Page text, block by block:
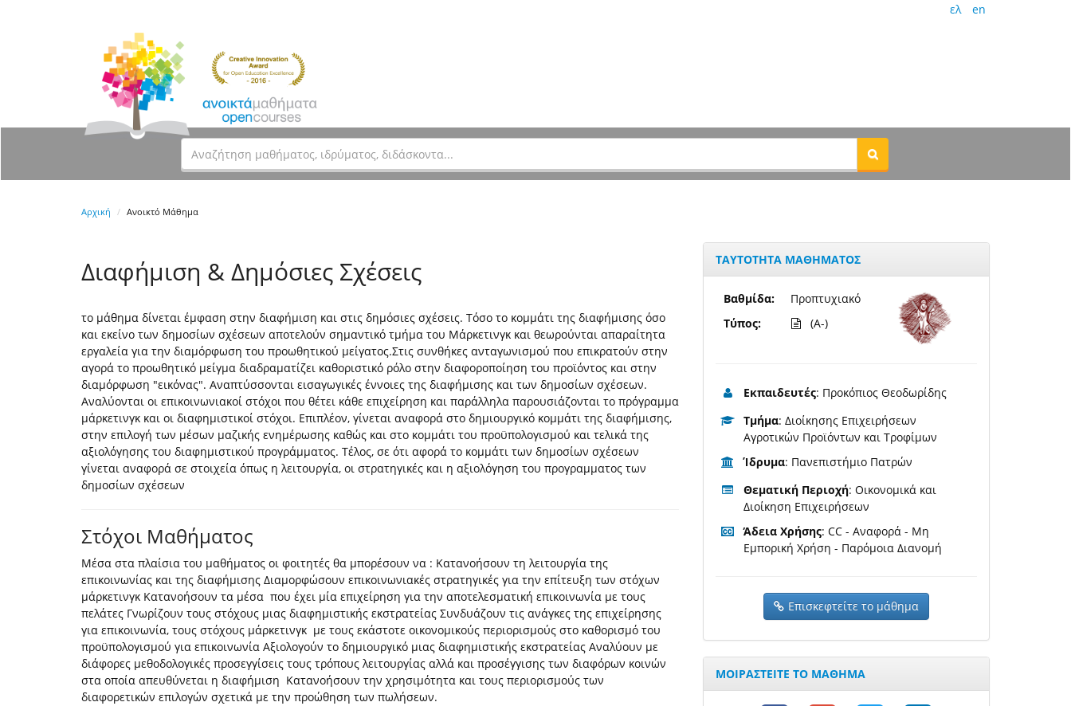
ελ en
Αρχική Ανοικτό Μάθημα
Διαφήμιση & Δημόσιες Σχέσεις
το μάθημα δίνεται έμφαση στην διαφήμιση και στις δημόσιες σχέσεις. Τόσο το κομμάτι της διαφήμισης όσο
και εκείνο των δημοσίων σχέσεων αποτελούν σημαντικό τμήμα του Μάρκετινγκ και θεωρούνται απαραίτητα
εργαλεία για την διαμόρφωση του προωθητικού μείγατος.Στις συνθήκες ανταγωνισμού που επικρατούν στην
αγορά το προωθητικό μείγμα διαδραματίζει καθοριστικό ρόλο στην διαφοροποίηση του προϊόντος και στην
διαμόρφωση "εικόνας". Αναπτύσσονται εισαγωγικές έννοιες της διαφήμισης και των δημοσίων σχέσεων.
Αναλύονται οι επικοινωνιακοί στόχοι που θέτει κάθε επιχείρηση και παράλληλα παρουσιάζονται το πρόγραμμα
μάρκετινγκ και οι διαφημιστικοί στόχοι. Επιπλέον, γίνεται αναφορά στο δημιουργικό κομμάτι της διαφήμισης,
στην επιλογή των μέσων μαζικής ενημέρωσης καθώς και στο κομμάτι του προϋπολογισμού και τελικά της
αξιολόγησης του διαφημιστικού προγράμματος. Τέλος, σε ότι αφορά το κομμάτι των δημοσίων σχέσεων
γίνεται αναφορά σε στοιχεία όπως η λειτουργία, οι στρατηγικές και η αξιολόγηση του προγραμματος των
δημοσίων σχέσεων
Στόχοι Μαθήματος
Μέσα στα πλαίσια του μαθήματος οι φοιτητές θα μπορέσουν να : Κατανοήσουν τη λειτουργία της
επικοινωνίας και της διαφήμισης Διαμορφώσουν επικοινωνιακές στρατηγικές για την επίτευξη των στόχων
μάρκετινγκ Κατανοήσουν τα μέσα που έχει μία επιχείρηση για την αποτελεσματική επικοινωνία με τους
πελάτες Γνωρίζουν τους στόχους μιας διαφημιστικής εκστρατείας Συνδυάζουν τις ανάγκες της επιχείρησης
για επικοινωνία, τους στόχους μάρκετινγκ με τους εκάστοτε οικονομικούς περιορισμούς στο καθορισμό του
προϋπολογισμού για επικοινωνία Αξιολογούν το δημιουργικό μιας διαφημιστικής εκστρατείας Αναλύουν με
διάφορες μεθοδολογικές προσεγγίσεις τους τρόπους λειτουργίας αλλά και προσέγγισης των διαφόρων κοινών
στα οποία απευθύνεται η διαφήμιση Κατανοήσουν την χρησιμότητα και τους περιορισμούς των
διαφορετικών επιλογών σχετικά με την προώθηση των πωλήσεων.
ΤΑΥΤΟΤΗΤΑ ΜΑΘΗΜΑΤΟΣ
Βαθμίδα:
Τύπος:
Προπτυχιακό
(A-)
Εκπαιδευτές: Προκόπιος Θεοδωρίδης
Τμήμα: Διοίκησης Επιχειρήσεων
Αγροτικών Προϊόντων και Τροφίμων
Ίδρυμα: Πανεπιστήμιο Πατρών
Θεματική Περιοχή: Οικονομικά και
Διοίκηση Επιχειρήσεων
Άδεια Χρήσης: CC - Αναφορά - Μη
Εμπορική Χρήση - Παρόμοια Διανομή
Επισκεφτείτε το μάθημα
ΜΟΙΡΑΣΤΕΙΤΕ ΤΟ ΜΑΘΗΜΑ